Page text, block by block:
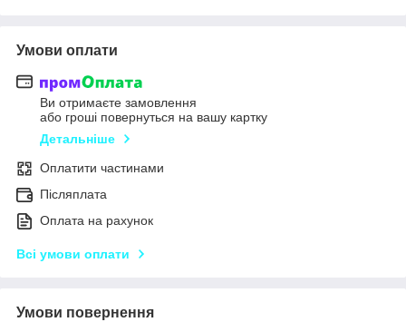
Умови оплати
Ви отримаєте замовлення
або гроші повернуться на вашу картку
Детальніше
Оплатити частинами
Післяплата
Оплата на рахунок
Всі умови оплати
Умови повернення